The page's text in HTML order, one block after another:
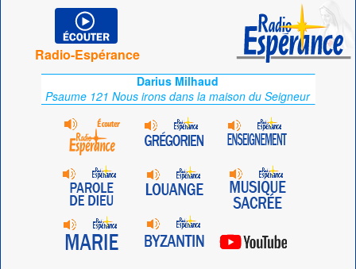
Radio-Espérance
Darius Milhaud
Psaume 121 Nous irons dans la maison du Seigneur